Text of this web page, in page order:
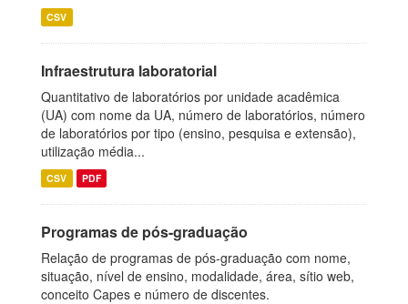
CSV
Infraestrutura laboratorial
Quantitativo de laboratórios por unidade acadêmica
(UA) com nome da UA, número de laboratórios, número
de laboratórios por tipo (ensino, pesquisa e extensão),
utilização média...
CSV PDF
Programas de pós-graduação
Relação de programas de pós-graduação com nome,
situação, nível de ensino, modalidade, área, sítio web,
conceito Capes e número de discentes.